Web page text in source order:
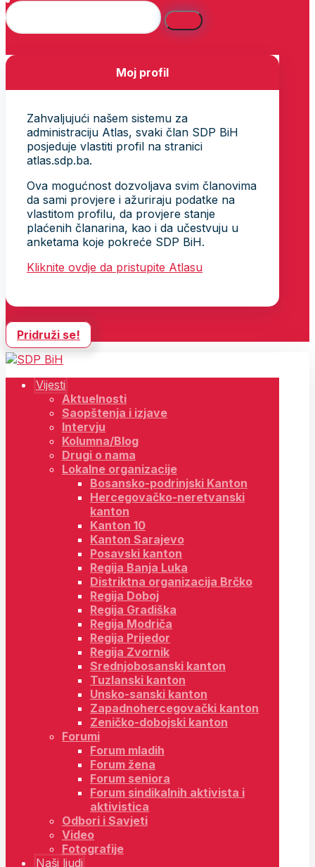
Moj profil
Zahvaljujući našem sistemu za
administraciju Atlas, svaki član SDP BiH
posjeduje vlastiti profil na stranici
atlas.sdp.ba.
Ova mogućnost dozvoljava svim članovima
da sami provjere i ažuriraju podatke na
vlastitom profilu, da provjere stanje
plaćenih članarina, kao i da učestvuju u
anketama koje pokreće SDP BiH.
Kliknite ovdje da pristupite Atlasu
Pridruži se!
Vijesti
Aktuelnosti
Saopštenja i izjave
Intervju
Kolumna/Blog
Drugi o nama
Lokalne organizacije
Bosansko-podrinjski Kanton
Hercegovačko-neretvanski
kanton
Kanton 10
Kanton Sarajevo
Posavski kanton
Regija Banja Luka
Distriktna organizacija Brčko
Regija Doboj
Regija Gradiška
Regija Modriča
Regija Prijedor
Regija Zvornik
Srednjobosanski kanton
Tuzlanski kanton
Unsko-sanski kanton
Zapadnohercegovački kanton
Zeničko-dobojski kanton
Forumi
Forum mladih
Forum žena
Forum seniora
Forum sindikalnih aktivista i
aktivistica
Odbori i Savjeti
Video
Fotografije
Naši ljudi